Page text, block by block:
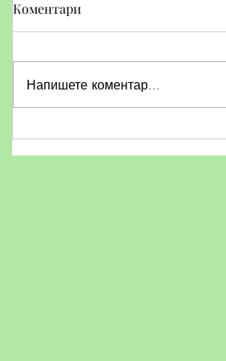
Тематичен ден по БДП
Коментари
Напишете коментар...